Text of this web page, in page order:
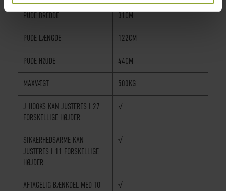
PUDE BREDDE 31CM
PUDE LÆNGDE 122CM
PUDE HØJDE 44CM
MAXVÆGT 500KG
J-HOOKS KAN JUSTERES I 27
FORSKELLIGE HØJDER
√
SIKKERHEDSARME KAN
JUSTERES I 11 FORSKELLIGE
HØJDER
√
AFTAGELIG BÆNKDEL MED TO
√